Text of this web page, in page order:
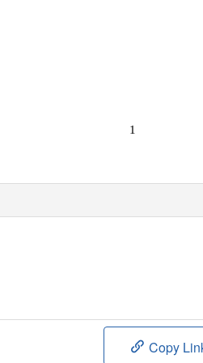
1
Copy